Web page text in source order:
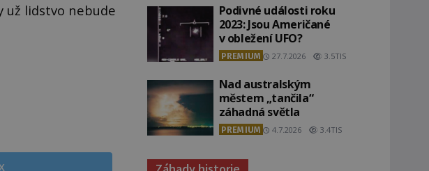
už lidstvo nebude
Podivné události roku
2023: Jsou Američané
v obležení UFO?
PREMIUM 27.7.2026 3.5TIS
Nad australským
městem „tančila“
záhadná světla
PREMIUM 4.7.2026 3.4TIS